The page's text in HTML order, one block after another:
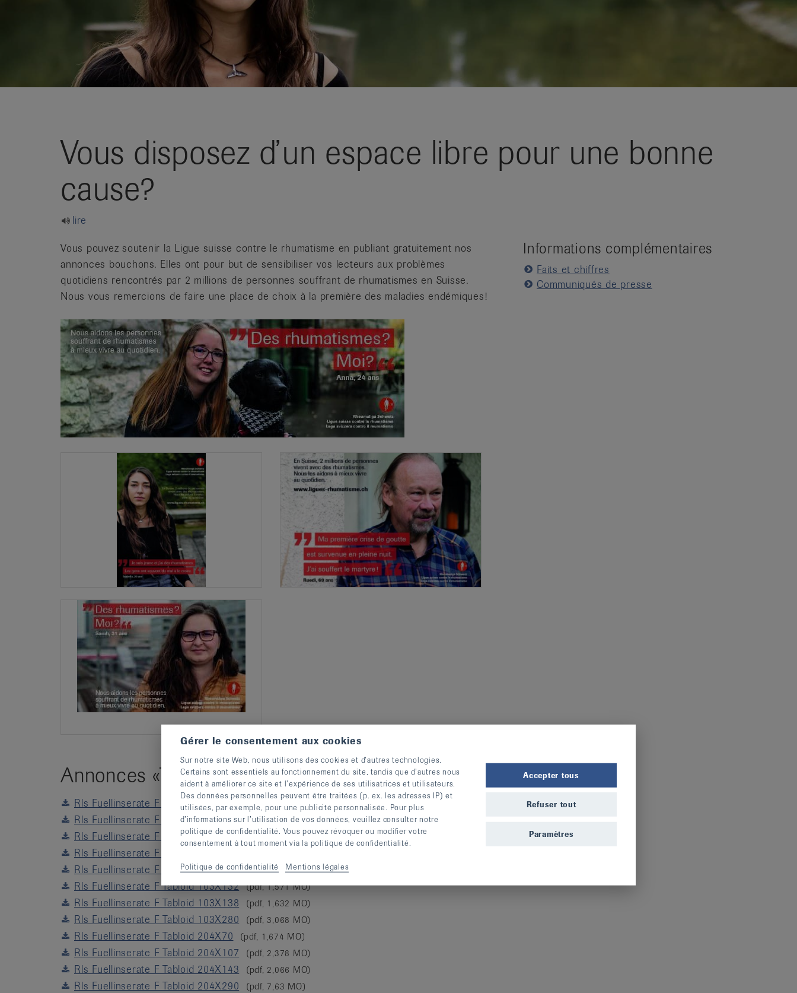
Vous disposez d’un espace libre pour une bonne
cause?
lire
Vous pouvez soutenir la Ligue suisse contre le rhumatisme en publiant gratuitement nos
annonces bouchons. Elles ont pour but de sensibiliser vos lecteurs aux problèmes
quotidiens rencontrés par 2 millions de personnes souffrant de rhumatismes en Suisse.
Nous vous remercions de faire une place de choix à la première des maladies endémiques!
Annonces «Tabloid»
Rls Fuellinserate F Tabloid 100X70 (pdf, 1,251 MO)
Rls Fuellinserate F Tabloid 100X143 (pdf, 1,483 MO)
Rls Fuellinserate F Tabloid 100X290 (pdf, 2,887 MO)
Rls Fuellinserate F Tabloid 103X31
Rls Fuellinserate F Tabloid 103X65 (pdf, 1,354 MO)
Rls Fuellinserate F Tabloid 103X132 (pdf, 1,571 MO)
Rls Fuellinserate F Tabloid 103X138 (pdf, 1,632 MO)
Rls Fuellinserate F Tabloid 103X280 (pdf, 3,068 MO)
Rls Fuellinserate F Tabloid 204X70 (pdf, 1,674 MO)
Rls Fuellinserate F Tabloid 204X107 (pdf, 2,378 MO)
Rls Fuellinserate F Tabloid 204X143 (pdf, 2,066 MO)
Rls Fuellinserate F Tabloid 204X290 (pdf, 7,63 MO)
Informations complémentaires
Faits et chiffres
Communiqués de presse
Gérer le consentement aux cookies
Sur notre site Web, nous utilisons des cookies et d’autres technologies.
Certains sont essentiels au fonctionnement du site, tandis que d’autres nous
aident à améliorer ce site et l’expérience de ses utilisatrices et utilisateurs.
Des données personnelles peuvent être traitées (p. ex. les adresses IP) et
utilisées, par exemple, pour une publicité personnalisée. Pour plus
d’informations sur l’utilisation de vos données, veuillez consulter notre
politique de confidentialité. Vous pouvez révoquer ou modifier votre
consentement à tout moment via la politique de confidentialité.
Politique de confidentialité Mentions légales
Accepter tous
Refuser tout
Paramètres